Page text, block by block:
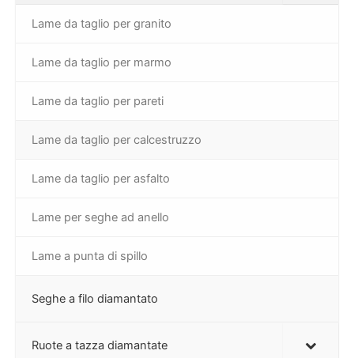
Lame da taglio per granito
Lame da taglio per marmo
Lame da taglio per pareti
Lame da taglio per calcestruzzo
Lame da taglio per asfalto
Lame per seghe ad anello
Lame a punta di spillo
Seghe a filo diamantato
Ruote a tazza diamantate